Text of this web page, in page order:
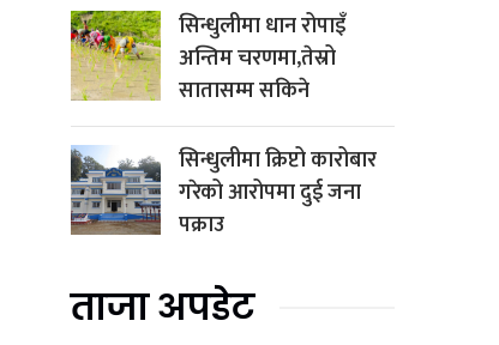
सिन्धुलीमा धान रोपाइँ
अन्तिम चरणमा,तेस्रो
सातासम्म सकिने
सिन्धुलीमा क्रिप्टो कारोबार
गरेको आरोपमा दुई जना
पक्राउ
ताजा अपडेट